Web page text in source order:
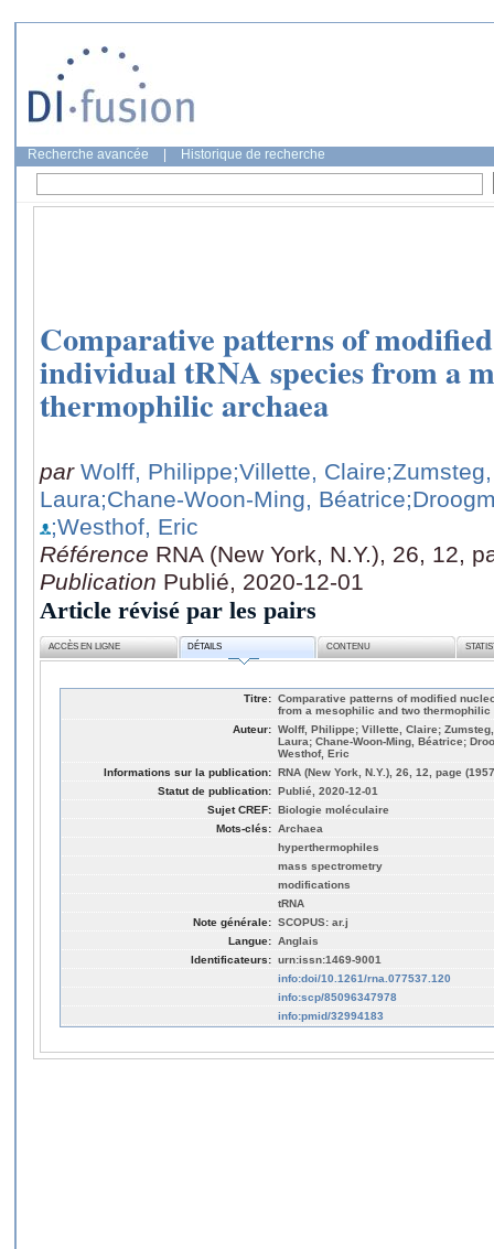
Recherche avancée Historique de recherche
Comparative patterns of
individual tRNA species from a
thermophilic archaea
par Wolff, Philippe;Villette, Claire
Laura;Chane-Woon-Ming, Béatrice
;Westhof, Eric
Référence RNA (New York, N.Y.), 26, 12,
Publication Publié, 2020-12-01
Article révisé par les pairs
ACCÈS EN LIGNE DÉTAILS CONTENU
Titre: Comparative patterns of modified
from a mesophilic and two thermophilic
Auteur: Wolff, Philippe; Villette, Claire;
Laura; Chane-Woon-Ming, Béatrice;
Westhof, Eric
Informations sur la publication: RNA (New York, N.Y.), 26, 12, page
Statut de publication: Publié, 2020-12-01
Sujet CREF: Biologie moléculaire
Mots-clés: Archaea
hyperthermophiles
mass spectrometry
modifications
tRNA
Note générale: SCOPUS: ar.j
Langue: Anglais
Identificateurs: urn:issn:1469-9001
info:doi/10.1261/rna.077537.120
info:scp/85096347978
info:pmid/32994183